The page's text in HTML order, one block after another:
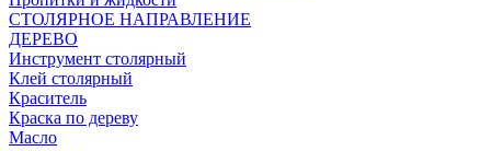
СТОЛЯРНОЕ НАПРАВЛЕНИЕ
ДЕРЕВО
Инструмент столярный
Клей столярный
Краситель
Краска по дереву
Масло